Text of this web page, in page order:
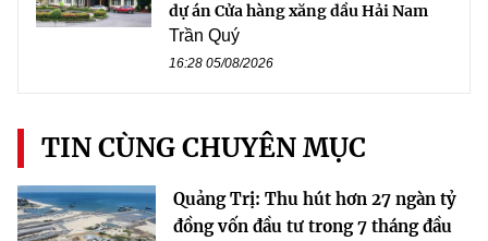
dự án Cửa hàng xăng dầu Hải Nam
Trần Quý
16:28 05/08/2026
TIN CÙNG CHUYÊN MỤC
Quảng Trị: Thu hút hơn 27 ngàn tỷ
đồng vốn đầu tư trong 7 tháng đầu